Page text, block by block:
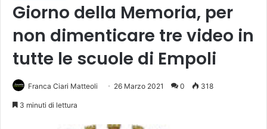
Giorno della Memoria, per
non dimenticare tre video in
tutte le scuole di Empoli
Franca Ciari Matteoli 26 Marzo 2021 0 318
3 minuti di lettura